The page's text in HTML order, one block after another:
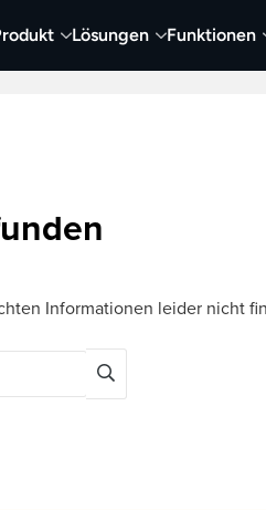
Lösungen Funktionen
Screen Capture und
Informationen leider nicht